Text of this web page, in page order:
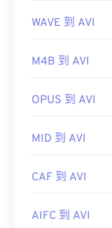
WAVE 到 AVI
M4B 到 AVI
OPUS 到 AVI
MID 到 AVI
CAF 到 AVI
AIFC 到 AVI